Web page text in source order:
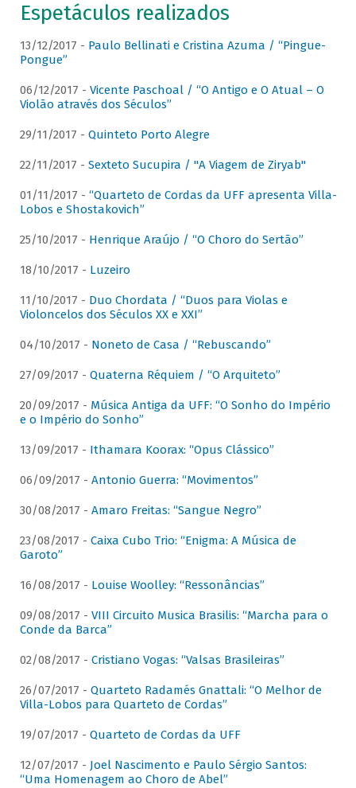
Espetáculos realizados
13/12/2017 - Paulo Bellinati e Cristina Azuma / “Pingue-
Pongue”
06/12/2017 - Vicente Paschoal / “O Antigo e O Atual – O
Violão através dos Séculos”
29/11/2017 - Quinteto Porto Alegre
22/11/2017 - Sexteto Sucupira / "A Viagem de Ziryab"
01/11/2017 - “Quarteto de Cordas da UFF apresenta Villa-
Lobos e Shostakovich”
25/10/2017 - Henrique Araújo / “O Choro do Sertão”
18/10/2017 - Luzeiro
11/10/2017 - Duo Chordata / “Duos para Violas e
Violoncelos dos Séculos XX e XXI”
04/10/2017 - Noneto de Casa / “Rebuscando”
27/09/2017 - Quaterna Réquiem / “O Arquiteto”
20/09/2017 - Música Antiga da UFF: “O Sonho do Império
e o Império do Sonho”
13/09/2017 - Ithamara Koorax: “Opus Clássico”
06/09/2017 - Antonio Guerra: “Movimentos”
30/08/2017 - Amaro Freitas: “Sangue Negro”
23/08/2017 - Caixa Cubo Trio: “Enigma: A Música de
Garoto”
16/08/2017 - Louise Woolley: “Ressonâncias”
09/08/2017 - VIII Circuito Musica Brasilis: “Marcha para o
Conde da Barca”
02/08/2017 - Cristiano Vogas: “Valsas Brasileiras”
26/07/2017 - Quarteto Radamés Gnattali: “O Melhor de
Villa-Lobos para Quarteto de Cordas”
19/07/2017 - Quarteto de Cordas da UFF
12/07/2017 - Joel Nascimento e Paulo Sérgio Santos:
“Uma Homenagem ao Choro de Abel”